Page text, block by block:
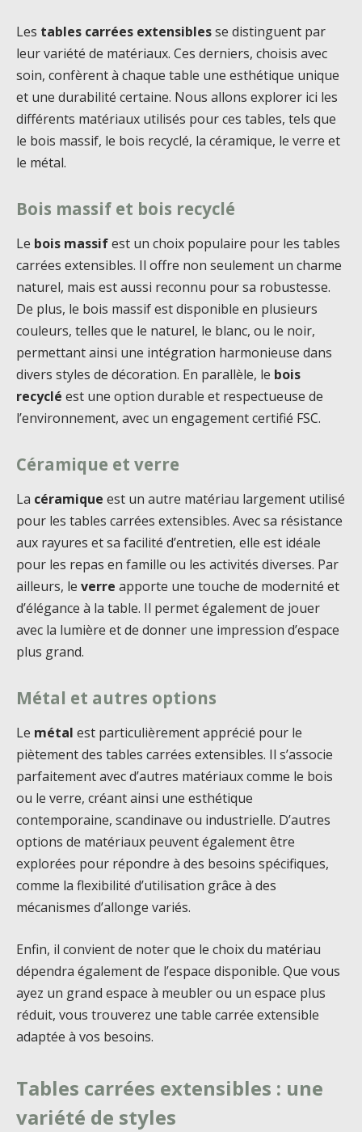
Les tables carrées extensiblesse distinguent par
leur variété de matériaux. Ces derniers, choisis avec
soin, confèrent à chaque table une esthétique unique
et une durabilité certaine. Nous allons explorer ici les
différents matériaux utilisés pour ces tables, tels que
le bois massif, le bois recyclé, la céramique, le verre et
le métal.
Bois massif et bois recyclé
Le bois massifest un choix populaire pour les tables
carrées extensibles. Il offre non seulement un charme
naturel, mais est aussi reconnu pour sa robustesse.
De plus, le bois massif est disponible en plusieurs
couleurs, telles que le naturel, le blanc, ou le noir,
permettant ainsi une intégration harmonieuse dans
divers styles de décoration. En parallèle, le bois
recyclé est une option durable et respectueuse de
l’environnement, avec un engagement certifié FSC.
Céramique et verre
La céramique est un autre matériau largement utilisé
pour les tables carrées extensibles. Avec sa résistance
aux rayures et sa facilité d’entretien, elle est idéale
pour les repas en famille ou les activités diverses. Par
ailleurs, le verre apporte une touche de modernité et
d’élégance à la table. Il permet également de jouer
avec la lumière et de donner une impression d’espace
plus grand.
Métal et autres options
Le métal est particulièrement apprécié pour le
piètement des tables carrées extensibles. Il s’associe
parfaitement avec d’autres matériaux comme le bois
ou le verre, créant ainsi une esthétique
contemporaine, scandinave ou industrielle. D’autres
options de matériaux peuvent également être
explorées pour répondre à des besoins spécifiques,
comme la flexibilité d’utilisation grâce à des
mécanismes d’allonge variés.
Enfin, il convient de noter que le choix du matériau
dépendra également de l’espace disponible. Que vous
ayez un grand espace à meubler ou un espace plus
réduit, vous trouverez une table carrée extensible
adaptée à vos besoins.
Tables carrées extensibles : une
variété de styles